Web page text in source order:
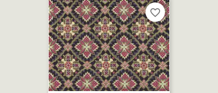
favorite_border